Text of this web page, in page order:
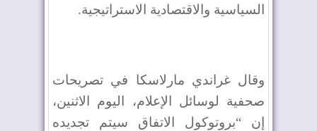
السياسية والاقتصادية الاستراتيجية.
وقال غراندي مارلاسكا في تصريحات
صحفية لوسائل الإعلام، اليوم الاثنين،
إن “بروتوكول الاتفاق سيتم تجديده